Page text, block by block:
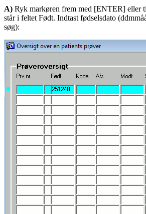
A) Ryk markøren frem med [ENTER] eller
står i feltet Født. Indtast fødselsdato
søg):